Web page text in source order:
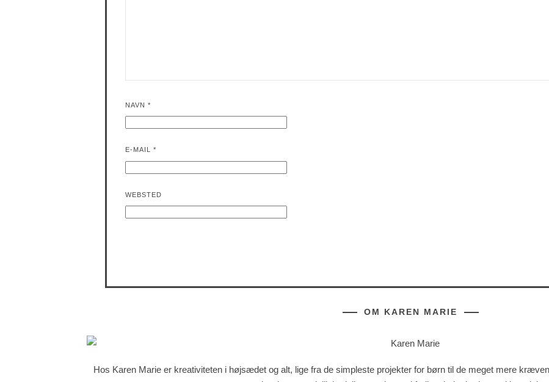
NAVN *
E-MAIL *
WEBSTED
OM KAREN MARIE
Hos Karen Marie er kreativiteten i højsædet og alt, lige fra de simpleste projekter for børn til de meget mere